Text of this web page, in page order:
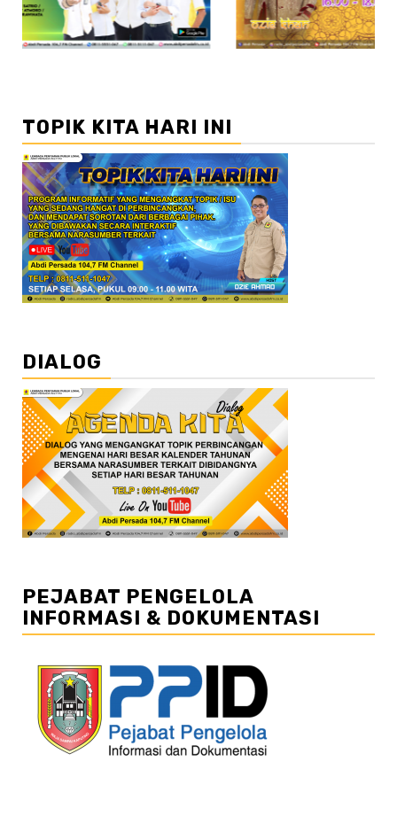
TOPIK KITA HARI INI
DIALOG
PEJABAT PENGELOLA
INFORMASI & DOKUMENTASI